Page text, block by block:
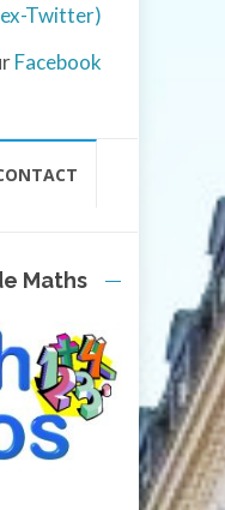
Twitter)
Facebook
Maths